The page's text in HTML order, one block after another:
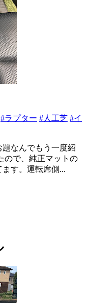
#ラプター #人工芝 #イ
なんでもう一度紹
ので、純正マットの
ます。運転席側...